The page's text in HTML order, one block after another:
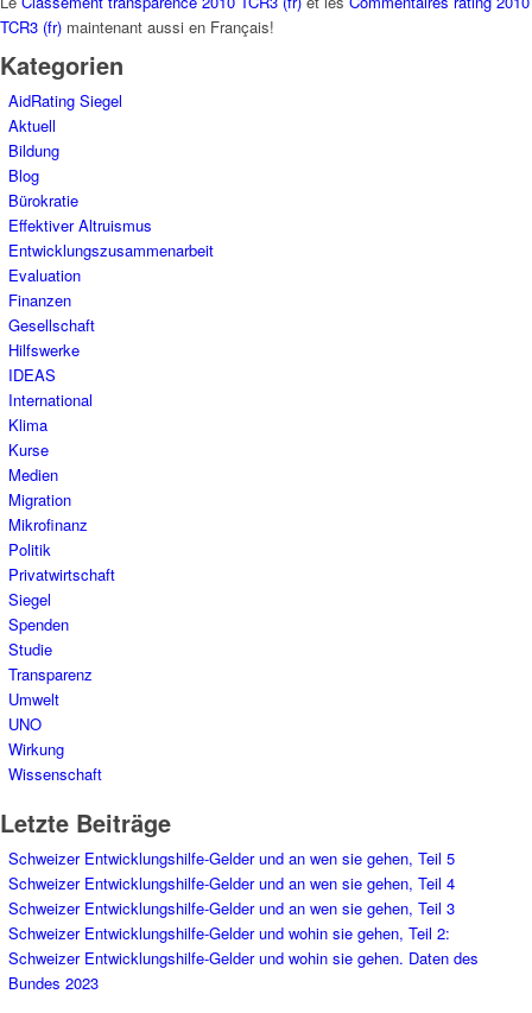
TCR3 (fr) maintenant aussi en Français!
Kategorien
AidRating Siegel
Aktuell
Bildung
Blog
Bürokratie
Effektiver Altruismus
Entwicklungszusammenarbeit
Evaluation
Finanzen
Gesellschaft
Hilfswerke
IDEAS
International
Klima
Kurse
Medien
Migration
Mikrofinanz
Politik
Privatwirtschaft
Siegel
Spenden
Studie
Transparenz
Umwelt
UNO
Wirkung
Wissenschaft
Letzte Beiträge
Schweizer Entwicklungshilfe-Gelder und an wen sie gehen, Teil 5
Schweizer Entwicklungshilfe-Gelder und an wen sie gehen, Teil 4
Schweizer Entwicklungshilfe-Gelder und an wen sie gehen, Teil 3
Schweizer Entwicklungshilfe-Gelder und wohin sie gehen, Teil 2:
Schweizer Entwicklungshilfe-Gelder und wohin sie gehen. Daten des
Bundes 2023